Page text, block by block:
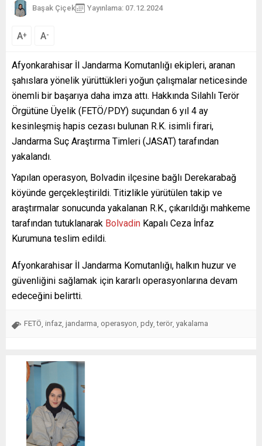
Başak Çiçek Yayınlama: 07.12.2024
A+ A-
Afyonkarahisar İl Jandarma Komutanlığı ekipleri, aranan
şahıslara yönelik yürüttükleri yoğun çalışmalar neticesinde
önemli bir başarıya daha imza attı. Hakkında Silahlı Terör
Örgütüne Üyelik (FETÖ/PDY) suçundan 6 yıl 4 ay
kesinleşmiş hapis cezası bulunan R.K. isimli firari,
Jandarma Suç Araştırma Timleri (JASAT) tarafından
yakalandı.
Yapılan operasyon, Bolvadin ilçesine bağlı Derekarabağ
köyünde gerçekleştirildi. Titizlikle yürütülen takip ve
araştırmalar sonucunda yakalanan R.K., çıkarıldığı mahkeme
tarafından tutuklanarak Bolvadin Kapalı Ceza İnfaz
Kurumuna teslim edildi.
Afyonkarahisar İl Jandarma Komutanlığı, halkın huzur ve
güvenliğini sağlamak için kararlı operasyonlarına devam
edeceğini belirtti.
FETÖ infaz jandarma operasyon pdy ,terör yakalama